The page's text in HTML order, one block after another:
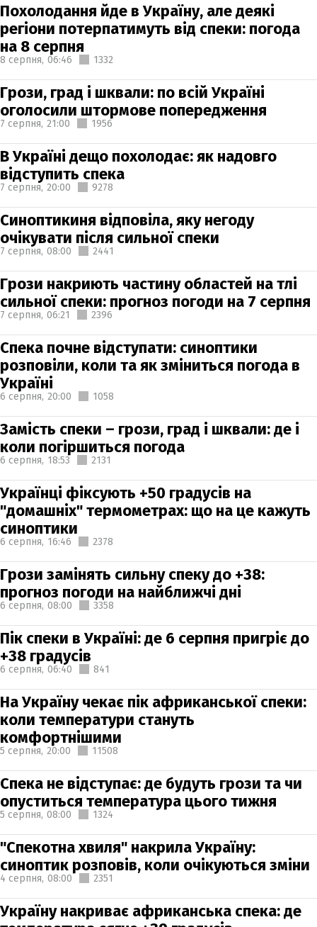
Похолодання йде в Україну, але деякі
регіони потерпатимуть від спеки: погода
на 8 серпня
8 серпня, 06:46 1332
Грози, град і шквали: по всій Україні
оголосили штормове попередження
7 серпня, 21:00 1956
В Україні дещо похолодає: як надовго
відступить спека
7 серпня, 20:00 9278
Синоптикиня відповіла, яку негоду
очікувати після сильної спеки
7 серпня, 08:00 2441
Грози накриють частину областей на тлі
сильної спеки: прогноз погоди на 7 серпня
7 серпня, 06:21 2396
Спека почне відступати: синоптики
розповіли, коли та як зміниться погода в
Україні
6 серпня, 20:00 1058
Замість спеки – грози, град і шквали: де і
коли погіршиться погода
6 серпня, 18:53 2131
Українці фіксують +50 градусів на
"домашніх" термометрах: що на це кажуть
синоптики
6 серпня, 16:46 2378
Грози замінять сильну спеку до +38:
прогноз погоди на найближчі дні
6 серпня, 08:00 3358
Пік спеки в Україні: де 6 серпня пригріє до
+38 градусів
6 серпня, 06:40 841
На Україну чекає пік африканської спеки:
коли температури стануть
комфортнішими
5 серпня, 20:00 11508
Спека не відступає: де будуть грози та чи
опуститься температура цього тижня
5 серпня, 08:00 1324
"Спекотна хвиля" накрила Україну:
синоптик розповів, коли очікуються зміни
4 серпня, 08:00 2351
Україну накриває африканська спека: де